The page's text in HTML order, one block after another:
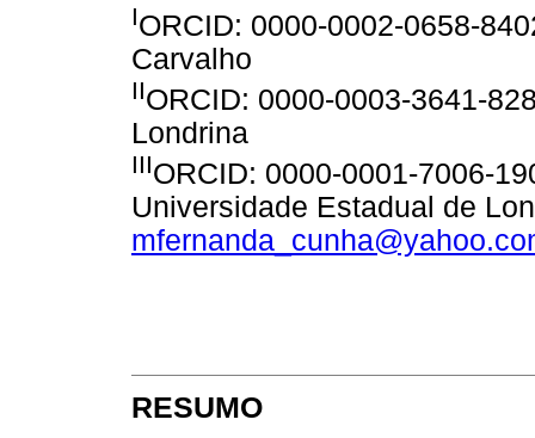
IORCID: 0000-0002-0658-
Carvalho
IIORCID: 0000-0003-3641-
Londrina
IIIORCID: 0000-0001-7006-
Universidade Estadual de
RESUMO